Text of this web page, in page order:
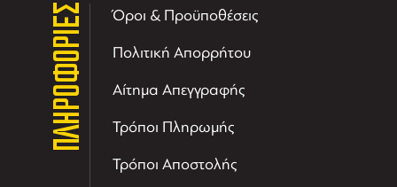
ΠΛΗΡΟΦΟΡΙΕΣ Όροι & Προϋποθέσεις
Πολιτική Απορρήτου
Αίτημα Απεγγραφής
Τρόποι Πληρωμής
Τρόποι Αποστολής